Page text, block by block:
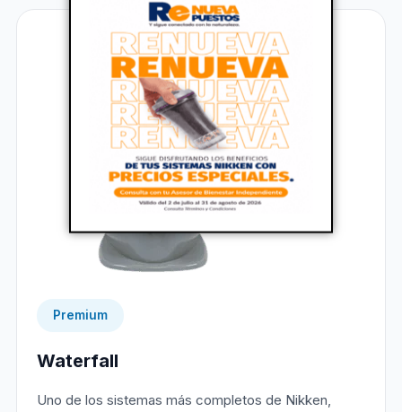
Premium
Waterfall
Uno de los sistemas más completos de Nikken,